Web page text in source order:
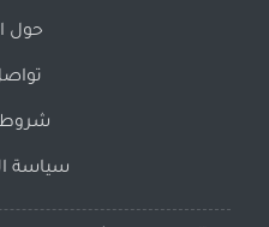
حول
شروط
سياسة